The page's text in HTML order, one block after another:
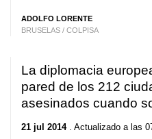
ADOLFO LORENTE
BRUSELAS / COLPISA
La diplomacia
pared de los 212
asesinados cuando
21 jul 2014. Actualizado a las